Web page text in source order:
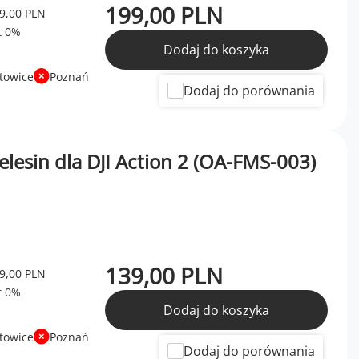
PLN
Poznań
199,00 PLN
Dodaj do koszyka
Dodaj do porównania
dla DJI Action 2 (OA-FMS-003)
PLN
Poznań
139,00 PLN
Dodaj do koszyka
Dodaj do porównania